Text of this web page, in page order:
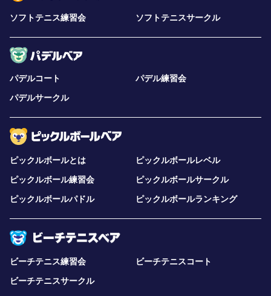
ソフトテニス練習会 ソフトテニスサークル
パデルコート
パデル練習会
パデルサークル
ピックルボールとは
ピックルボールレベル
ピックルボール練習会
ピックルボールサークル
ピックルボールパドル
ピックルボールランキング
ビーチテニス練習会
ビーチテニスコート
ビーチテニスサークル